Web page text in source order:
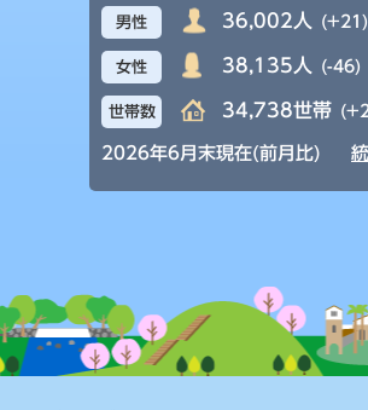
男性 36,002人 (+21)
女性 38,135人 (-46)
世帯数 34,738世帯
2026年6月末現在(前月比)